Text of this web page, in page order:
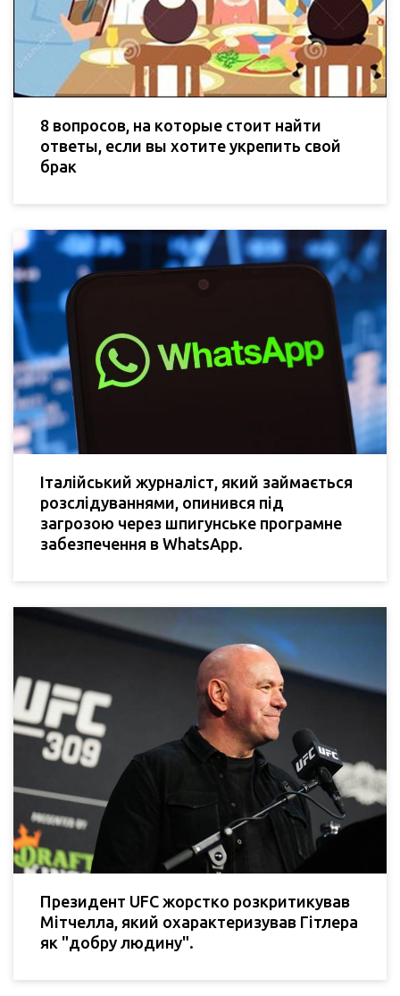
8 вопросов, на которые стоит найти
ответы, если вы хотите укрепить свой
брак
Італійський журналіст, який займається
розслідуваннями, опинився під
загрозою через шпигунське програмне
забезпечення в WhatsApp.
Президент UFC жорстко розкритикував
Мітчелла, який охарактеризував Гітлера
як "добру людину".